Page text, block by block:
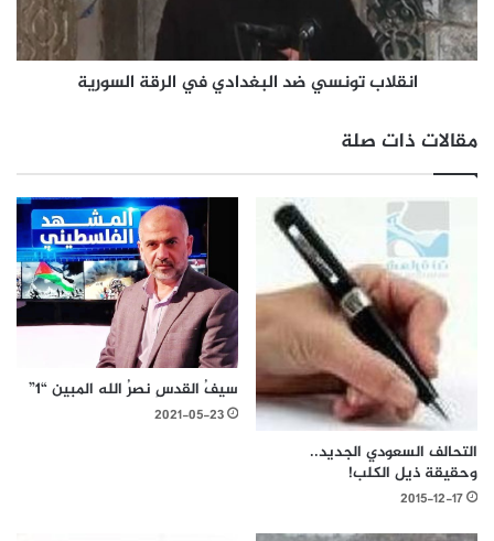
انقلاب تونسي ضد البغدادي في الرقة السورية
مقالات ذات صلة
التحالف السعودي الجديد..
وحقيقة ذيل الكلب!
2015-12-17
سيفُ القدسِ نصرُ الله المبين “1”
2021-05-23